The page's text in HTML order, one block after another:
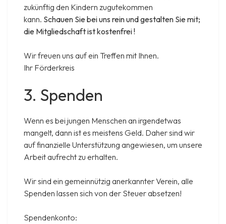
zukünftig den Kindern zugutekommen
kann. Schauen Sie bei uns rein und gestalten Sie mit;
die Mitgliedschaft ist kostenfrei !
Wir freuen uns auf ein Treffen mit Ihnen.
Ihr Förderkreis
3. Spenden
Wenn es bei jungen Menschen an irgendetwas
mangelt, dann ist es meistens Geld. Daher sind wir
auf finanzielle Unterstützung angewiesen, um unsere
Arbeit aufrecht zu erhalten.
Wir sind ein gemeinnützig anerkannter Verein, alle
Spenden lassen sich von der Steuer absetzen!
Spendenkonto: